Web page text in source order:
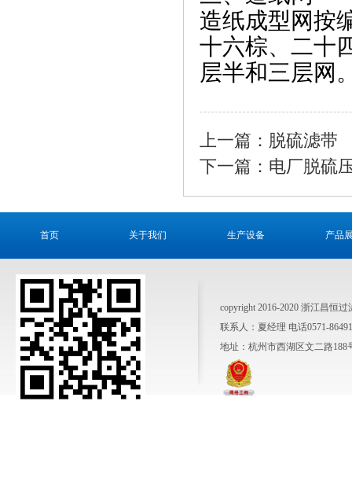
造纸成型网按
十六棕、二十
层半和三层网
上一篇：脱硫滤带
下一篇：电厂脱硫
首页 关于我们 生产设备 产品
copyright 2016-2020 浙江昌恒
联系人：夏经理 电话0571-
地址：杭州市西湖区文二路188